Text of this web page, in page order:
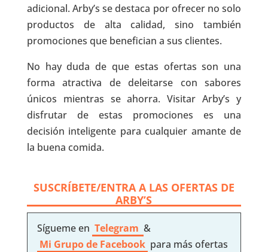
adicional. Arby’s se destaca por ofrecer no solo
productos de alta calidad, sino también
promociones que benefician a sus clientes.
No hay duda de que estas ofertas son una
forma atractiva de deleitarse con sabores
únicos mientras se ahorra. Visitar Arby’s y
disfrutar de estas promociones es una
decisión inteligente para cualquier amante de
la buena comida.
SUSCRÍBETE/ENTRA A LAS OFERTAS DE
ARBY’S
Sígueme en Telegram &
Mi Grupo de Facebook para más ofertas